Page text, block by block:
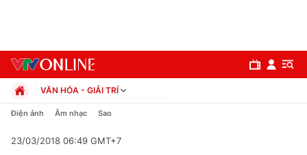
VĂN HÓA - GIẢI TRÍ
Chính trị
Pháp luật
Điện ảnh Âm nhạc Sao
23/03/2018 06:49 GMT+7